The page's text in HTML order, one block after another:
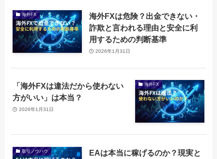
海外FX
海外FXは危険？出金できない・
詐欺と言われる理由と安全に利
用するための判断基準
2026年1月31日
海外FX
「海外FXは違法だから使わない
方がいい」は本当？
2026年1月31日
取引ノウハウ
EAは本当に稼げるのか？現実と